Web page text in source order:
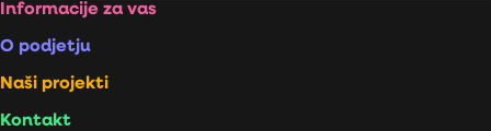
Footer
Informacije za vas
O podjetju
Naši projekti
Kontakt